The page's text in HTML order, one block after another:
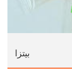
بيتزا